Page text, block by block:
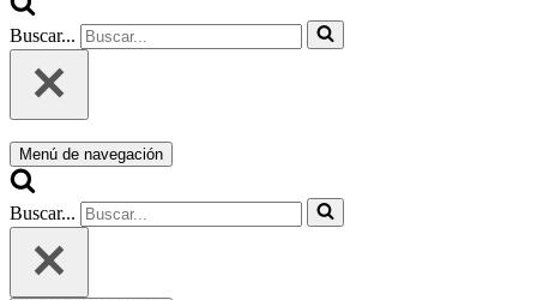
Buscar...
Menú de navegación
Buscar...